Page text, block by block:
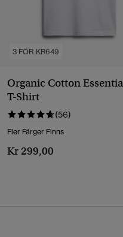
3 FÖR KR649
Organic Cotton
T-Shirt
(56)
Fler Färger Finns
Kr 299,00